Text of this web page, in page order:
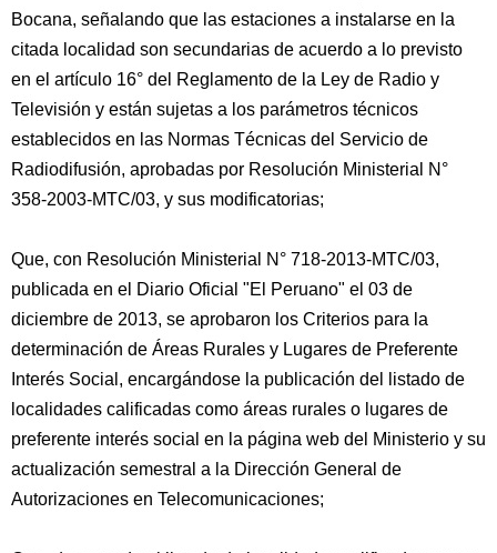
Bocana, señalando que las estaciones a instalarse en la
citada localidad son secundarias de acuerdo a lo previsto
en el artículo 16° del Reglamento de la Ley de Radio y
Televisión y están sujetas a los parámetros técnicos
establecidos en las Normas Técnicas del Servicio de
Radiodifusión, aprobadas por Resolución Ministerial N°
358-2003-MTC/03, y sus modificatorias;
Que, con Resolución Ministerial N° 718-2013-MTC/03,
publicada en el Diario Oficial "El Peruano" el 03 de
diciembre de 2013, se aprobaron los Criterios para la
determinación de Áreas Rurales y Lugares de Preferente
Interés Social, encargándose la publicación del listado de
localidades calificadas como áreas rurales o lugares de
preferente interés social en la página web del Ministerio y su
actualización semestral a la Dirección General de
Autorizaciones en Telecomunicaciones;